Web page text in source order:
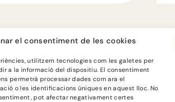
el consentiment de les cookies
utilitzem tecnologies com les galetes per
a la informació del dispositiu. El consentiment
permetrà processar dades com ara el
o les identificacions úniques en aquest lloc. No
pot afectar negativament certes